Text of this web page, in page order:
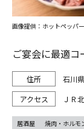
ご宴会に最適コ
石川
ＪＲ
画像提供：ホットペッパ
居酒屋 焼肉・ホルモ